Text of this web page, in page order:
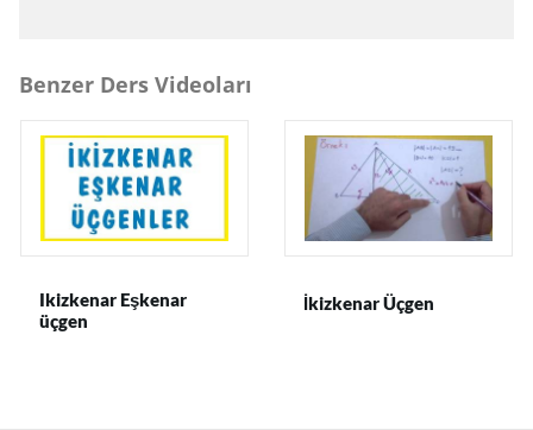
Benzer Ders Videoları
Ikizkenar Eşkenar
üçgen
İkizkenar Üçgen